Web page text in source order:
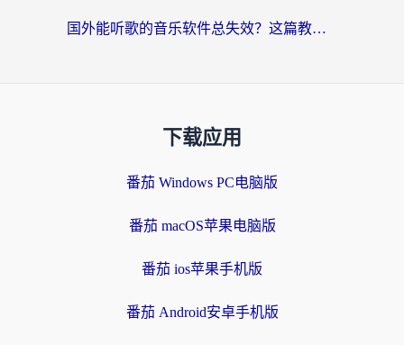
国外能听歌的音乐软件总失效？这篇教你怎么在海外流畅听网易云
下载应用
番茄 Windows PC电脑版
番茄 macOS苹果电脑版
番茄 ios苹果手机版
番茄 Android安卓手机版